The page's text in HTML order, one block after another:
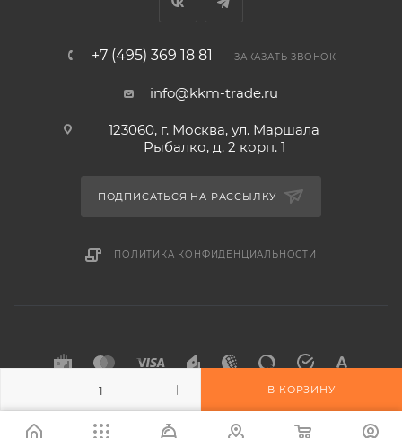
В КОРЗИНУ
+7 (495) 369 18 81 ЗАКАЗАТЬ ЗВОНОК
info@kkm-trade.ru
123060, г. Москва, ул. Маршала
Рыбалко, д. 2 корп. 1
ПОДПИСАТЬСЯ НА РАССЫЛКУ
ПОЛИТИКА КОНФИДЕНЦИАЛЬНОСТИ
2015-2026 © KKM-TRADE